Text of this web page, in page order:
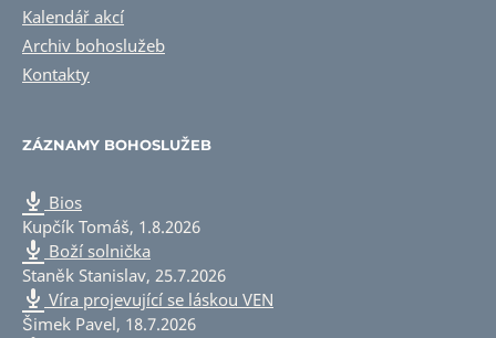
Kalendář akcí
Archiv bohoslužeb
Kontakty
ZÁZNAMY BOHOSLUŽEB
Bios
Kupčík Tomáš, 1.8.2026
Boží solnička
Staněk Stanislav, 25.7.2026
Víra projevující se láskou VEN
Šimek Pavel, 18.7.2026